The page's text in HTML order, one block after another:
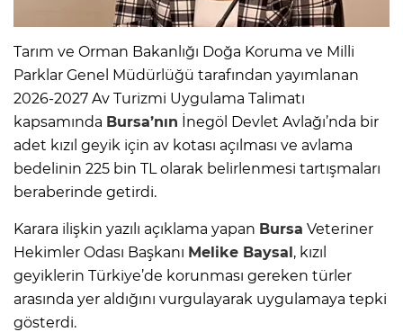
Tarım ve Orman Bakanlığı Doğa Koruma ve Milli
Parklar Genel Müdürlüğü tarafından yayımlanan
2026-2027 Av Turizmi Uygulama Talimatı
kapsamında Bursa’nın İnegöl Devlet Avlağı’nda bir
adet kızıl geyik için av kotası açılması ve avlama
bedelinin 225 bin TL olarak belirlenmesi tartışmaları
beraberinde getirdi.
Karara ilişkin yazılı açıklama yapan Bursa Veteriner
Hekimler Odası Başkanı Melike Baysal, kızıl
geyiklerin Türkiye’de korunması gereken türler
arasında yer aldığını vurgulayarak uygulamaya tepki
gösterdi.